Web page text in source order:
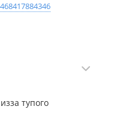
тупого